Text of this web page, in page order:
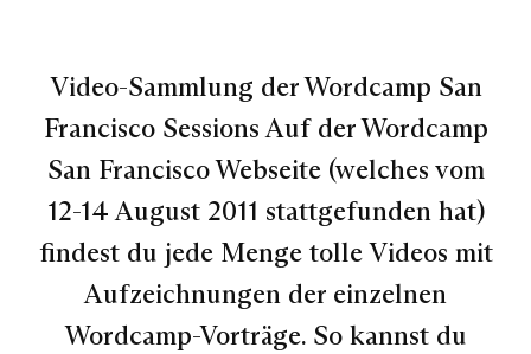
Video-Sammlung der Wordcamp San
Francisco Sessions Auf der Wordcamp
San Francisco Webseite (welches vom
12-14 August 2011 stattgefunden hat)
findest du jede Menge tolle Videos mit
Aufzeichnungen der einzelnen
Wordcamp-Vorträge. So kannst du